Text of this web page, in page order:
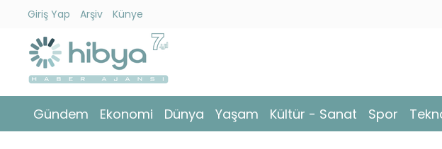
Giriş Yap Arşiv Künye
Gündem Ekonomi Dünya Yaşam Kültür - Sanat Spor
Gündem
Ekonomi